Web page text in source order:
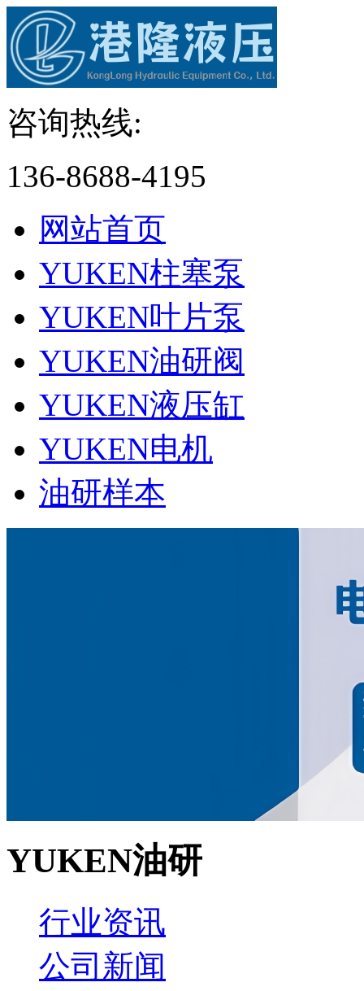
咨询热线:
136-8688-4195
网站首页
YUKEN柱塞泵
YUKEN叶片泵
YUKEN油研阀
YUKEN液压缸
YUKEN电机
油研样本
YUKEN油研
行业资讯
公司新闻